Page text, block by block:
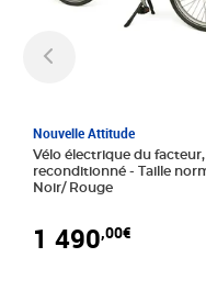
Nouvelle Attitude
Vélo électrique du facteur,
reconditionné - Taille normale -
Noir/ Rouge
1 490,00€